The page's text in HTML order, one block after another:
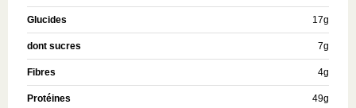
Glucides 17g
dont sucres 7g
Fibres 4g
Protéines 49g